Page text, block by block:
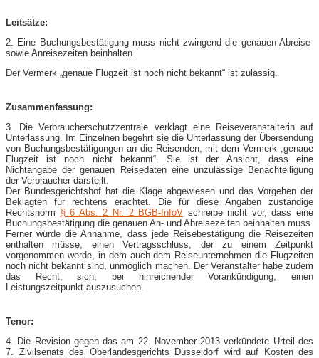
Leitsätze:
2. Eine Buchungsbestätigung muss nicht zwingend die genauen Abreise-
sowie Anreisezeiten beinhalten.
Der Vermerk „genaue Flugzeit ist noch nicht bekannt“ ist zulässig.
Zusammenfassung:
3. Die Verbraucherschutzzentrale verklagt eine Reiseveranstalterin auf
Unterlassung. Im Einzelnen begehrt sie die Unterlassung der Übersendung
von Buchungsbestätigungen an die Reisenden, mit dem Vermerk „genaue
Flugzeit ist noch nicht bekannt“. Sie ist der Ansicht, dass eine
Nichtangabe der genauen Reisedaten eine unzulässige Benachteiligung
der Verbraucher darstellt.
Der Bundesgerichtshof hat die Klage abgewiesen und das Vorgehen der
Beklagten für rechtens erachtet. Die für diese Angaben zuständige
Rechtsnorm § 6 Abs. 2 Nr. 2 BGB-​InfoV schreibe nicht vor, dass eine
Buchungsbestätigung die genauen An- und Abreisezeiten beinhalten muss.
Ferner würde die Annahme, dass jede Reisebestätigung die Reisezeiten
enthalten müsse, einen Vertragsschluss, der zu einem Zeitpunkt
vorgenommen werde, in dem auch dem Reiseunternehmen die Flugzeiten
noch nicht bekannt sind, unmöglich machen. Der Veranstalter habe zudem
das Recht, sich, bei hinreichender Vorankündigung, einen
Leistungszeitpunkt auszusuchen.
Tenor:
4. Die Revision gegen das am 22. November 2013 verkündete Urteil des
7. Zivilsenats des Oberlandesgerichts Düsseldorf wird auf Kosten des